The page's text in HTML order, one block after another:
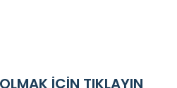
İÇİN TIKLAYIN